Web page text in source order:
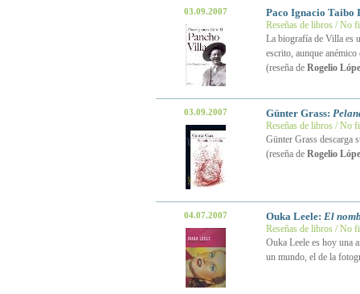
03.09.2007 Paco Ignacio
Reseñas de libros / No
La biografía de Villa es
escrito, aunque
(reseña de Rogelio
03.09.2007 Günter Grass:
Reseñas de libros / No
Günter Grass descarga
(reseña de Rogelio
04.07.2007 Ouka Leele: El
Reseñas de libros / No
Ouka Leele es hoy una
un mundo, el de la